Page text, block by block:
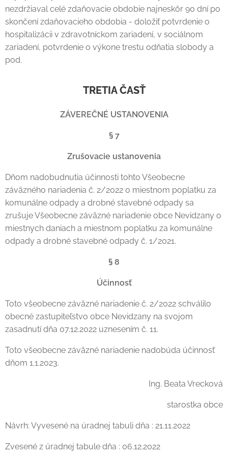
nezdržiaval celé zdaňovacie obdobie najneskôr 90 dní po
skončení zdaňovacieho obdobia - doložiť potvrdenie o
hospitalizácii v zdravotníckom zariadení, v sociálnom
zariadení, potvrdenie o výkone trestu odňatia slobody a
pod.
TRETIA ČASŤ
ZÁVEREČNÉ USTANOVENIA
§ 7
Zrušovacie ustanovenia
Dňom nadobudnutia účinnosti tohto Všeobecne
záväzného nariadenia č. 2/2022 o miestnom poplatku za
komunálne odpady a drobné stavebné odpady sa
zrušuje Všeobecne záväzné nariadenie obce Nevidzany o
miestnych daniach a miestnom poplatku za komunálne
odpady a drobné stavebné odpady č. 1/2021.
§ 8
Účinnosť
Toto všeobecne záväzné nariadenie č. 2/2022 schválilo
obecné zastupiteľstvo obce Nevidzany na svojom
zasadnutí dňa 07.12.2022 uznesením č. 11.
Toto všeobecne záväzné nariadenie nadobúda účinnosť
dňom 1.1.2023.
Ing. Beata Vrecková
starostka obce
Návrh: Vyvesené na úradnej tabuli dňa : 21.11.2022
Zvesené z úradnej tabule dňa : 06.12.2022